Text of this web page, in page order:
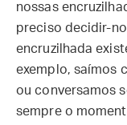
nossas
preciso decidir-
encruzilhada
exemplo, saímos
ou conversamos
sempre o